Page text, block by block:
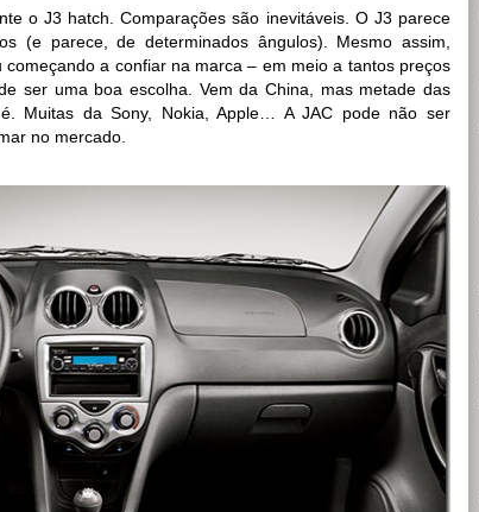
o J3 hatch. Comparações são inevitáveis. O J3 parece
(e parece, de determinados ângulos). Mesmo assim,
a confiar na marca – em meio a tantos preços
ser uma boa escolha. Vem da China, mas metade das
Muitas da Sony, Nokia, Apple… A JAC pode não ser
no mercado.